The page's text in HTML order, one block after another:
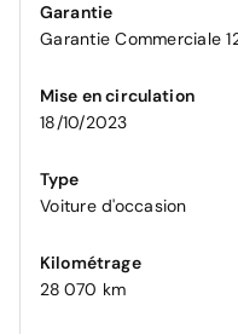
Garantie
Garantie Commerciale
Mise en circulation
18/10/2023
Type
Voiture d'occasion
Kilométrage
28 070 km